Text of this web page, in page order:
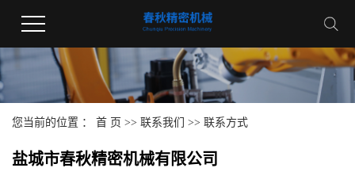
您当前的位置 ： 首 页 >> 联系我们 >> 联系方式
盐城市春秋精密机械有限公司